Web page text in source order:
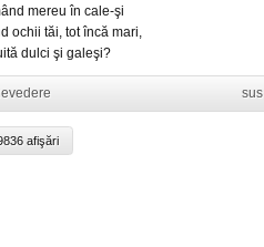
mereu în cale-şi
ochii tăi, tot încă mari,
dulci şi galeşi?
sus
afişări